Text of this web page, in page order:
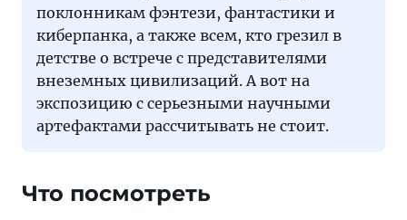
поклонникам фэнтези, фантастики и
киберпанка, а также всем, кто грезил в
детстве о встрече с представителями
внеземных цивилизаций. А вот на
экспозицию с серьезными научными
артефактами рассчитывать не стоит.
Что посмотреть